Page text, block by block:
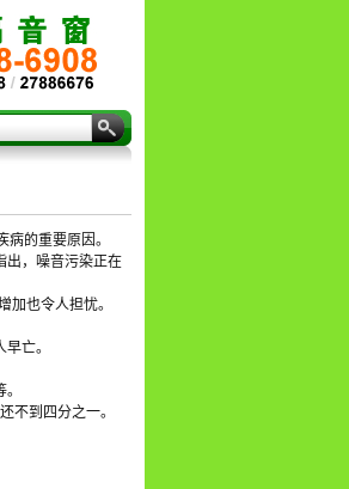
的重要原因。
出，噪音污染正在
加也令人担忧。
亡。
不到四分之一。